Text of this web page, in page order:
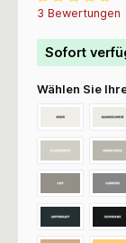
3 Bewertungen
Sofort
Wählen Sie